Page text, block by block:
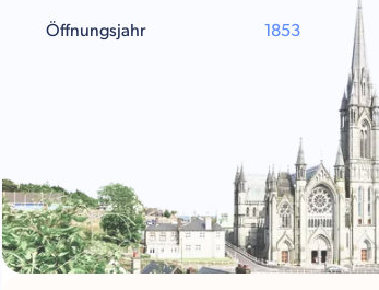
Öffnungsjahr 1853